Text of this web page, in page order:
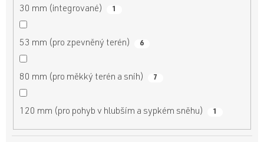
30 mm (integrované) 1
53 mm (pro zpevněný terén) 6
80 mm (pro měkký terén a sníh) 7
120 mm (pro pohyb v hlubším a sypkém sněhu) 1